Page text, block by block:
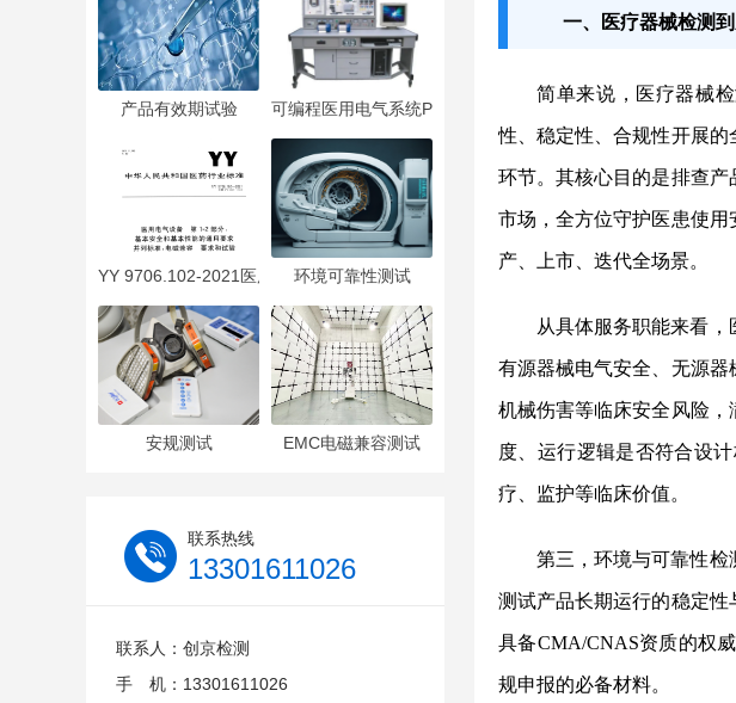
产品有效期试验 可编程医用电气系统PEMS
YY 9706.102-2021医用电气设备 第1-2部分：基本安全和基本性能的通用要求 并列标准
环境可靠性测试
安规测试 EMC电磁兼容测试
联系热线
13301611026
联系人：创京检测
手 机：13301611026
一、医疗器械检测
简单来说，医疗器械
性、稳定性、合规性开展
环节。其核心目的是排查
市场，全方位守护医患使
产、上市、迭代全场景。
从具体服务职能来看
有源器械电气安全、无源器
机械伤害等临床安全风险
度、运行逻辑是否符合设
疗、监护等临床价值。
第三，环境与可靠性检
测试产品长期运行的稳定
具备CMA/CNAS资质的权
规申报的必备材料。